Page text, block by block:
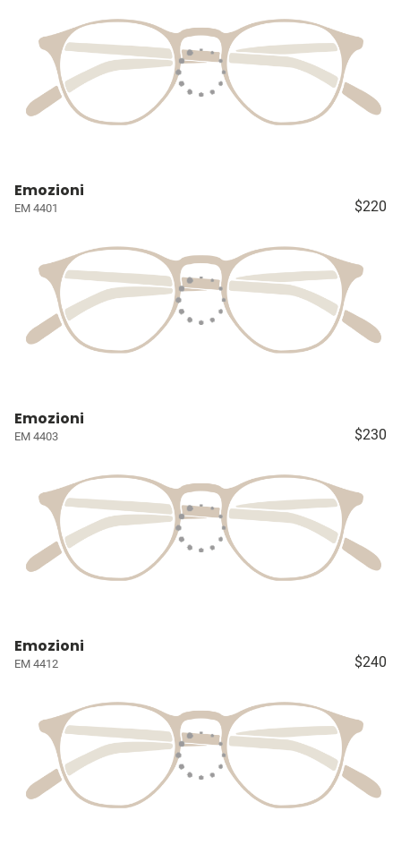
Emozioni
EM 4401 $220
Emozioni
EM 4403 $230
Emozioni
EM 4412 $240